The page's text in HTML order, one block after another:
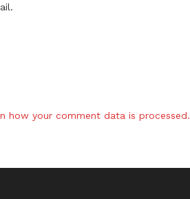
how your comment data is processed.